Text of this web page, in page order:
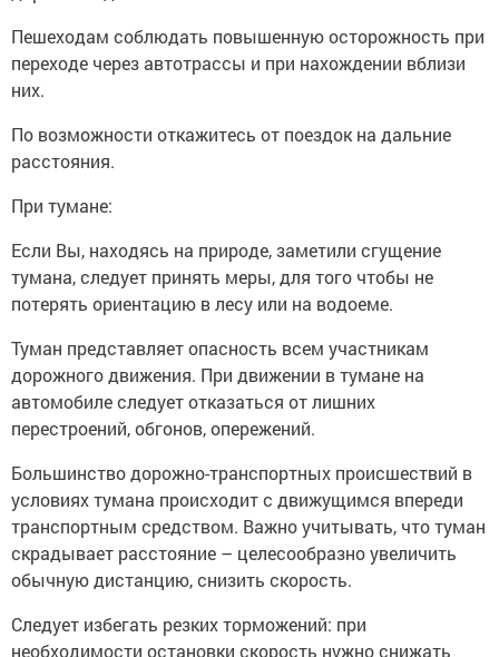
Пешеходам соблюдать повышенную осторожность при
переходе через автотрассы и при нахождении вблизи
них.
По возможности откажитесь от поездок на дальние
расстояния.
При тумане:
Если Вы, находясь на природе, заметили сгущение
тумана, следует принять меры, для того чтобы не
потерять ориентацию в лесу или на водоеме.
Туман представляет опасность всем участникам
дорожного движения. При движении в тумане на
автомобиле следует отказаться от лишних
перестроений, обгонов, опережений.
Большинство дорожно-транспортных происшествий в
условиях тумана происходит с движущимся впереди
транспортным средством. Важно учитывать, что туман
скрадывает расстояние – целесообразно увеличить
обычную дистанцию, снизить скорость.
Следует избегать резких торможений: при
необходимости остановки скорость нужно снижать